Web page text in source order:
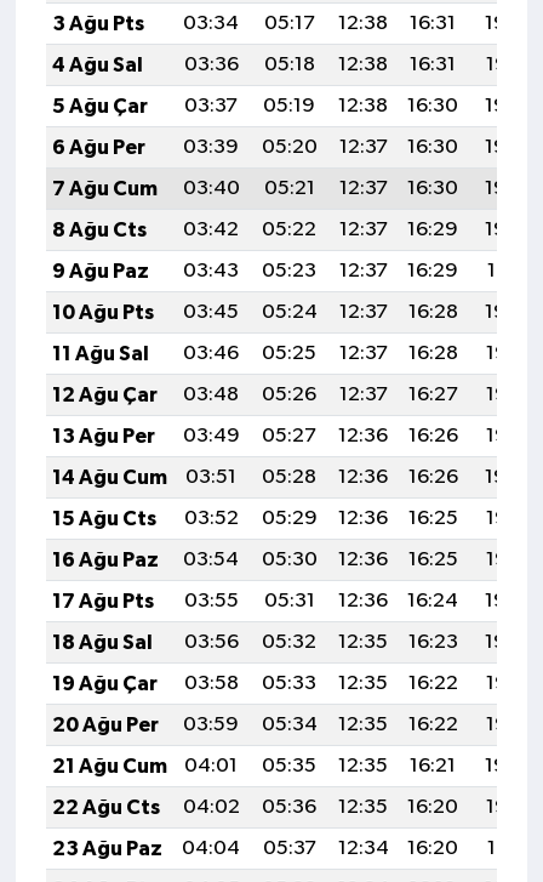
3 Ağu Pts
03:34 05:17 12:38 16:31
19:48
4 Ağu Sal
03:36 05:18 12:38 16:31
19:47
5 Ağu Çar
03:37 05:19 12:38 16:30
19:46
6 Ağu Per
03:39 05:20 12:37 16:30
19:45
7 Ağu Cum
03:40 05:21 12:37 16:30
19:44
8 Ağu Cts
03:42 05:22 12:37 16:29
19:42
9 Ağu Paz
03:43 05:23 12:37 16:29
19:41
10 Ağu Pts
03:45 05:24 12:37 16:28
19:40
11 Ağu Sal
03:46 05:25 12:37 16:28
19:38
12 Ağu Çar
03:48 05:26 12:37 16:27
19:37
13 Ağu Per
03:49 05:27 12:36 16:26
19:36
14 Ağu Cum
03:51 05:28 12:36 16:26
19:34
15 Ağu Cts
03:52 05:29 12:36 16:25
19:33
16 Ağu Paz
03:54 05:30 12:36 16:25
19:32
17 Ağu Pts
03:55 05:31 12:36 16:24
19:30
18 Ağu Sal
03:56 05:32 12:35 16:23
19:29
19 Ağu Çar
03:58 05:33 12:35 16:22
19:27
20 Ağu Per
03:59 05:34 12:35 16:22
19:26
21 Ağu Cum
04:01 05:35 12:35 16:21
19:24
22 Ağu Cts
04:02 05:36 12:35 16:20
19:23
23 Ağu Paz
04:04 05:37 12:34 16:20
19:21